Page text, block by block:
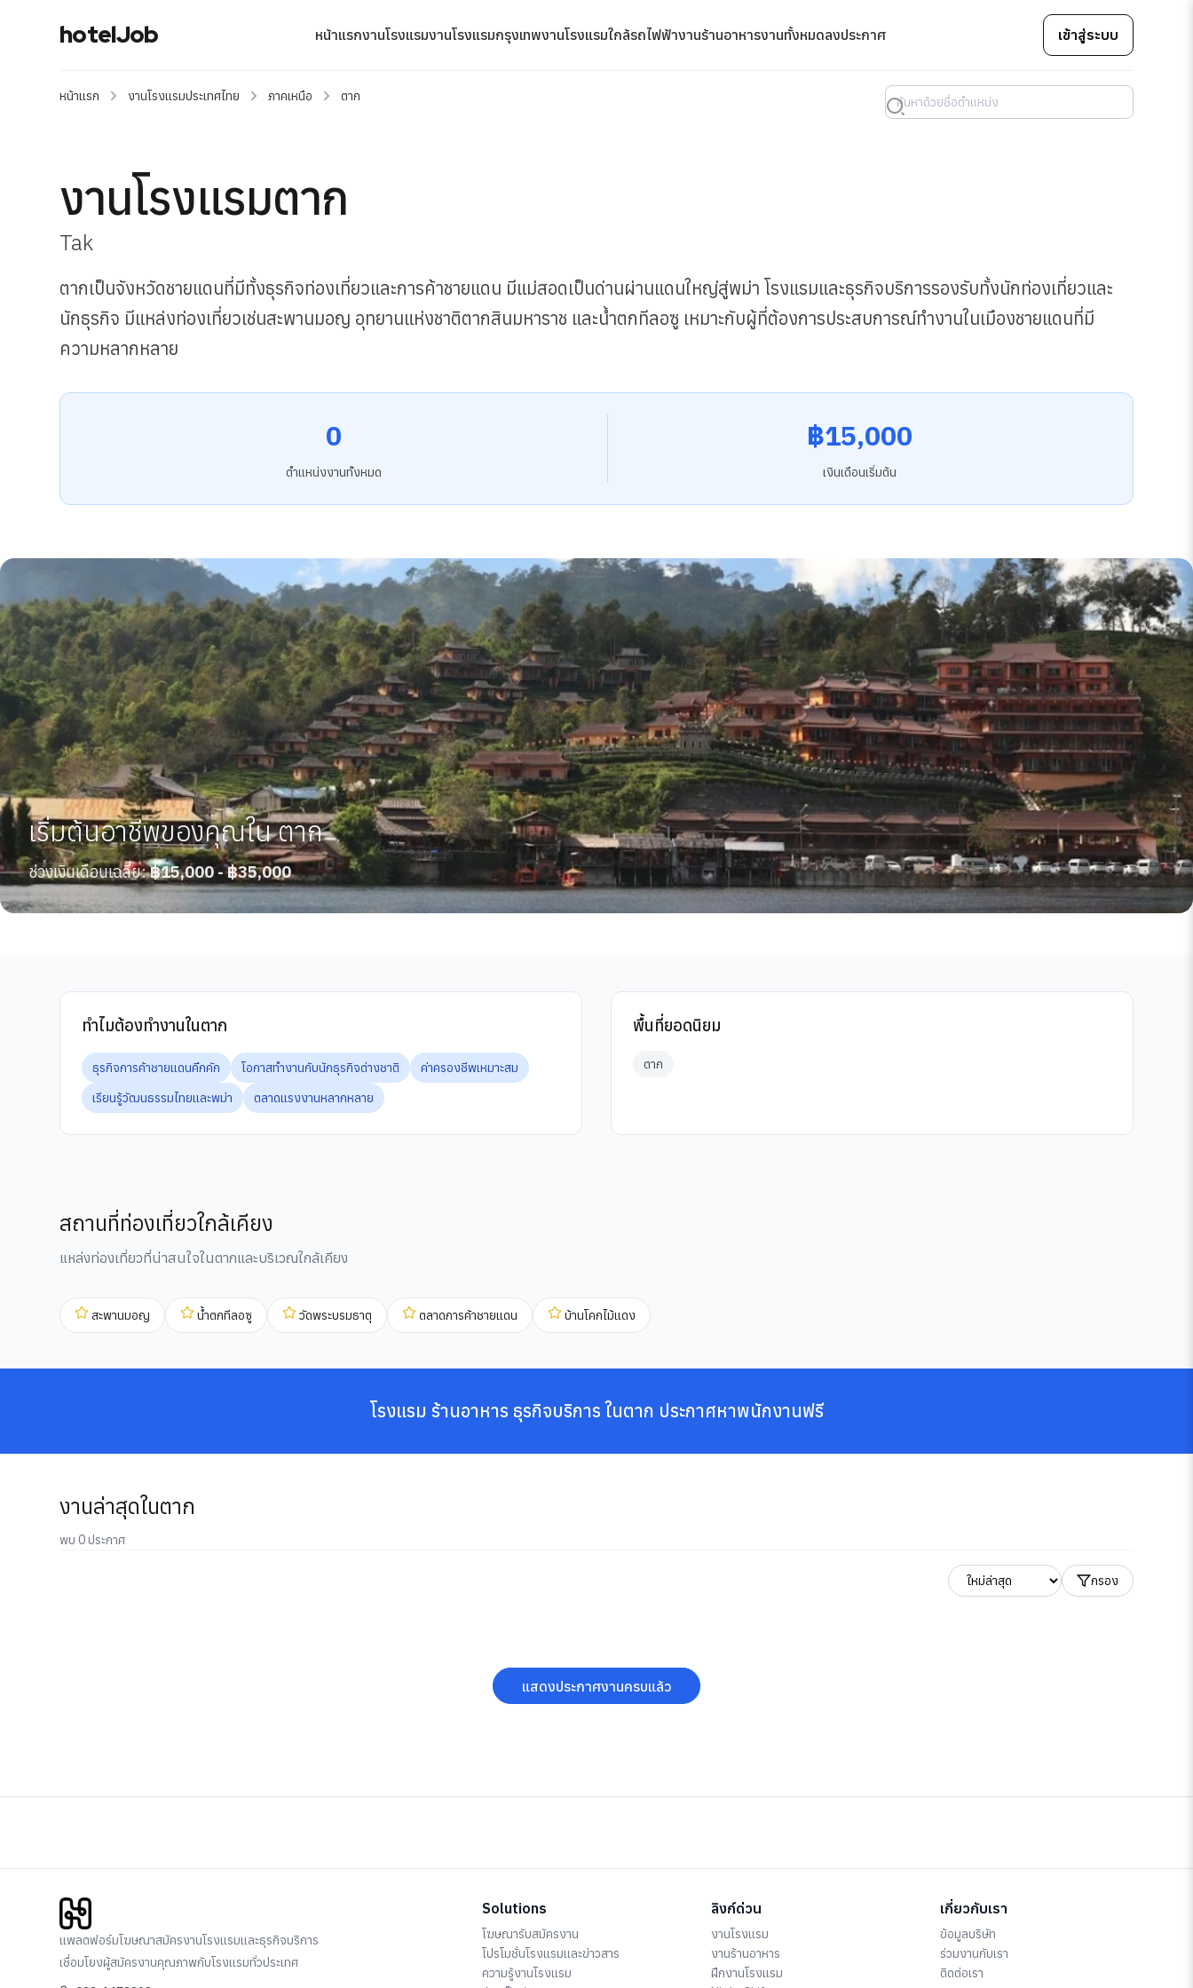
hotelJob หน้าแรกงานโรงแรมงานโรงแรมกรุงเทพงานโรงแรมใกล้รถไฟฟ้างานร้านอาหารงานทั้งหมดลงประกาศ เข้าสู่ระบบ
หน้าแรก งานโรงแรมประเทศไทย ภาคเหนือ ตาก
งานโรงแรมตาก
Tak
ตากเป็นจังหวัดชายแดนที่มีทั้งธุรกิจท่องเที่ยวและการค้าชายแดน มีแม่สอดเป็นด่านผ่านแดนใหญ่สู่พม่า โรงแรมและธุรกิจบริการรองรับทั้งนักท่องเที่ยวและ
นักธุรกิจ มีแหล่งท่องเที่ยวเช่นสะพานมอญ อุทยานแห่งชาติตากสินมหาราช และน้ำตกทีลอซู เหมาะกับผู้ที่ต้องการประสบการณ์ทำงานในเมืองชายแดนที่มี
ความหลากหลาย
0
ตำแหน่งงานทั้งหมด
฿15,000
เงินเดือนเริ่มต้น
เริ่มต้นอาชีพของคุณใน ตาก
ช่วงเงินเดือนเฉลี่ย:฿15,000 - ฿35,000
ทำไมต้องทำงานในตาก
ธุรกิจการค้าชายแดนคึกคัก โอกาสทำงานกับนักธุรกิจต่างชาติ
ค่าครองชีพเหมาะสม
เรียนรู้วัฒนธรรมไทยและพม่า
ตลาดแรงงานหลากหลาย
พื้นที่ยอดนิยม
ตาก
สถานที่ท่องเที่ยวใกล้เคียง
แหล่งท่องเที่ยวที่น่าสนใจในตากและบริเวณใกล้เคียง
สะพานมอญ น้ำตกทีลอซู วัดพระบรมธาตุ ตลาดการค้าชายแดน บ้านโคกไม้แดง
โรงแรม ร้านอาหาร ธุรกิจบริการ ในตาก ประกาศหาพนักงานฟรี
งานล่าสุดในตาก
พบ 0 ประกาศ
กรอง
แสดงประกาศงานครบแล้ว
แพลตฟอร์มโฆษณาสมัครงานโรงแรมและธุรกิจบริการ
เชื่อมโยงผู้สมัครงานคุณภาพกับโรงแรมทั่วประเทศ
Solutions
โฆษณารับสมัครงาน
โปรโมชั่นโรงแรมและข่าวสาร
ความรู้งานโรงแรม
ลิงก์ด่วน
งานโรงแรม
งานร้านอาหาร
ฝึกงานโรงแรม
เกี่ยวกับเรา
ข้อมูลบริษัท
ร่วมงานกับเรา
ติดต่อเรา